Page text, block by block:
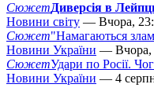
СюжетДиверсія в
Новини світу — Вчора,
Сюжет"Намагаються
Новини України — Вчора,
СюжетУдари по Росії.
Новини України — 4